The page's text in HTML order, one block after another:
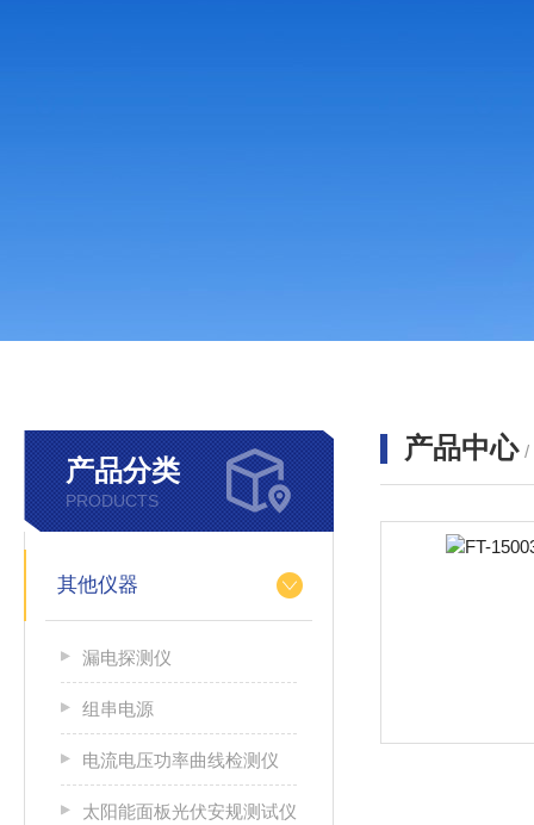
产品分类
PRODUCTS
其他仪器
漏电探测仪
组串电源
电流电压功率曲线检测仪
太阳能面板光伏安规测试仪
产品中心 /